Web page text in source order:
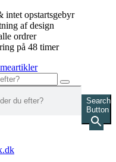
intet opstartsgebyr
af design
ordrer
på 48 timer
Search
Button